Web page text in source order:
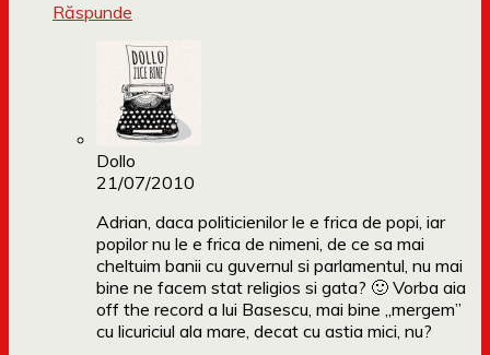
Răspunde
Dollo
21/07/2010
Adrian, daca politicienilor le e frica de popi, iar
popilor nu le e frica de nimeni, de ce sa mai
cheltuim banii cu guvernul si parlamentul, nu mai
bine ne facem stat religios si gata? 🙂 Vorba aia
off the record a lui Basescu, mai bine „mergem”
cu licuriciul ala mare, decat cu astia mici, nu?